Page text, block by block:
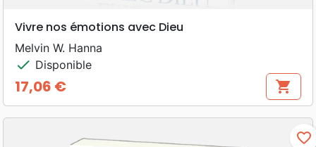
Vivre nos émotions avec Dieu
Melvin W. Hanna
check Disponible
Prix
17,06 € shopping_cart
favorite_border